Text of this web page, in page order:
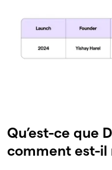
Qu’est-ce que
comment est-il